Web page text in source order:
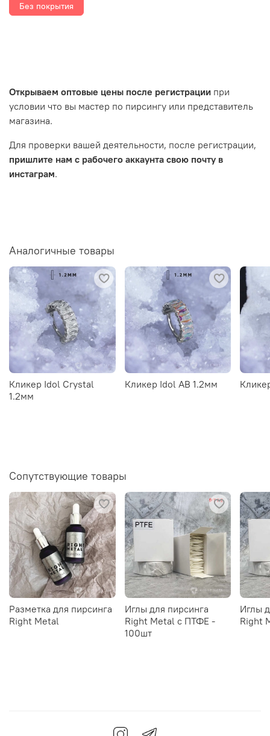
Без покрытия
Открываем оптовые цены после регистрации при
условии что вы мастер по пирсингу или представитель
магазина.
Для проверки вашей деятельности, после регистрации,
пришлите нам с рабочего аккаунта свою почту в
инстаграм.
Аналогичные товары
Кликер Idol Crystal
1.2мм
Кликер Idol AB 1.2мм
Сопутствующие товары
Разметка для пирсинга
Right Metal
Иглы для пирсинга
Right Metal c ПТФЕ -
100шт
Иглы
Right